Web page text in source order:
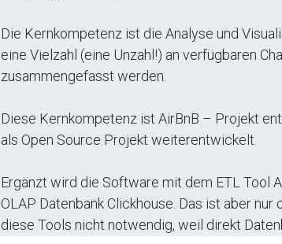
Die Kernkompetenz ist die Analyse und
eine Vielzahl (eine Unzahl!) an verfügbaren
zusammengefasst werden.
Diese Kernkompetenz ist AirBnB – Projekt
als Open Source Projekt weiterentwickelt.
Ergänzt wird die Software mit dem ETL Tool
OLAP Datenbank Clickhouse. Das ist aber nur
diese Tools nicht notwendig, weil direkt